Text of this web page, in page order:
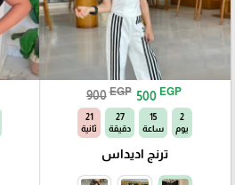
900 EGP 500 EGP
2
يوم
15
ساعة
27
دقيقة
20
ثانية
ترنج اديداس